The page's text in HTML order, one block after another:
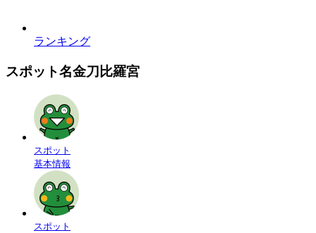
ランキング
スポット名金刀比羅宮
スポット
基本情報
スポット